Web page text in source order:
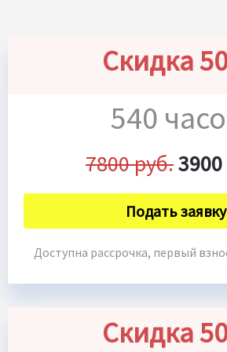
Скидка
540
7800 руб.
Подать заявку
Доступна рассрочка, первый
Скидка